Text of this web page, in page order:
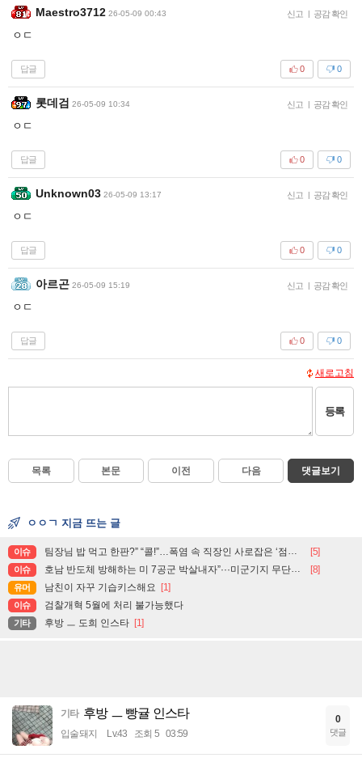
Maestro3712 26-05-09 00:43 신고 | 공감 확인
ㅇㄷ
답글 0
0
롯데검 26-05-09 10:34 신고 | 공감 확인
ㅇㄷ
답글 0
0
Unknown03 26-05-09 13:17 신고 | 공감 확인
ㅇㄷ
답글 0
0
아르곤 26-05-09 15:19 신고 | 공감 확인
ㅇㄷ
답글 0
0
새로고침
등록
목록 본문 이전 다음 댓글보기
ㅇㅇㄱ 지금 뜨는 글
이슈 팀장님 밥 먹고 한판?” “콜!”…폭염 속 직장인 사로잡은 ‘점심 몰캉스’ [5]
이슈 호남 반도체 방해하는 미 7공군 박살내자”···미군기지 무단침입 대학생단체 회원 3명 구속, 1명은 기각 [8]
유머 남친이 자꾸 기습키스해요 [1]
이슈 검찰개혁 5월에 처리 불가능했다
기타 후방 ㅡ 도희 인스타 [1]
기타 후방 ㅡ 빵귤 인스타
입술돼지 Lv.43 조회 5 03:59
0
댓글